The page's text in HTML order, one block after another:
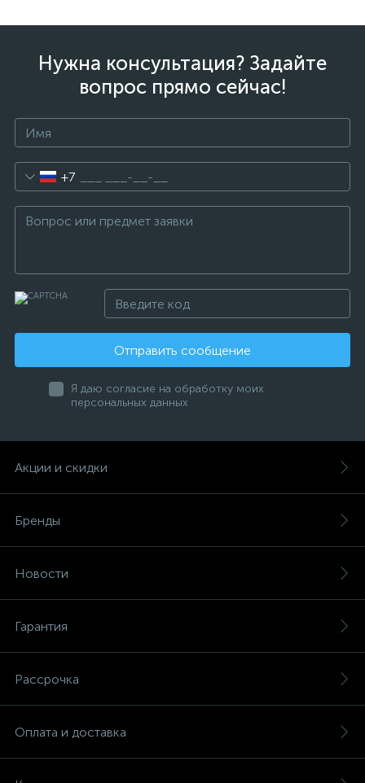
Нужна консультация? Задайте
вопрос прямо сейчас!
+7
Отправить сообщение
Я даю согласие на обработку моих
персональных данных
Акции и скидки
Бренды
Новости
Гарантия
Рассрочка
Оплата и доставка